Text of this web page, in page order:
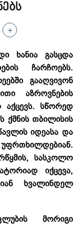
+
ხანია გასცდა
ჩარჩოებს.
გააღვივონ
აზროვნების
სწორედ
თბილისის
იდეასა და
სასკოლო
იქცევა,
ხვალინდელ
მორიგი